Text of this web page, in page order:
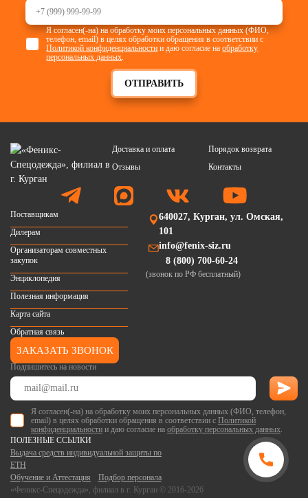
ОТПРАВИТЬ
Я согласен(-на) на обработку моих персональных данных (ФИО,
телефон, email) в целях обработки обращения в соответствии с
Политикой конфиденциальности и даю согласие наобработку
персональных данных
Доставка и оплата
Порядок возврата
Отзывы
Контакты
Подпишитесь на новости
Я согласен(-на) на обработку моих персональных данных (ФИО, телефон,
email) в целях обработки обращения в соответствии с Политикой
конфиденциальности и даю согласие на обработку персональных данных
«Феникс-Спецодежда», филиал в г. Курган © 2016-2026
Поставщикам
Дилерам
Организаторам совместных
закупок
Энциклопедия
Полезная информация
Карта сайта
Обратная связь
640027, Курган, ул. Омская,
101
info@fenix-siz.ru
8 (800) 700-60-24
(звонок по РФ бесплатный)
ЗАКАЗАТЬ ЗВОНОК
ПОЛЕЗНЫЕ ССЫЛКИ
Выдача средств индивидуальной защиты по
ЕТН
Обучение и Аттестация
Подбор персонала